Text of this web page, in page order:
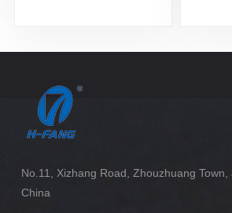
No.11, Xizhang Road, Zhouzhuang Town,
China